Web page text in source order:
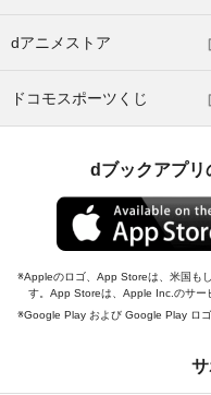
dアニメストア
ドコモスポーツくじ
dブックアプリ
Appleのロゴ、App Storeは、米国も
す。App Storeは、Apple Inc.のサー
Google Play および Google Play ロ